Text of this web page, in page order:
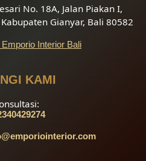
No. 18A, Jalan Piakan I,
Gianyar, Bali 80582
Interior Bali
KAMI
@emporiointerior.com